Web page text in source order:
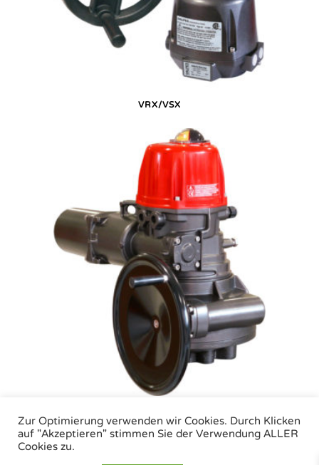
VRX/VSX
Zur Optimierung verwenden wir Cookies. Durch Klicken
auf "Akzeptieren" stimmen Sie der Verwendung ALLER
Cookies zu.